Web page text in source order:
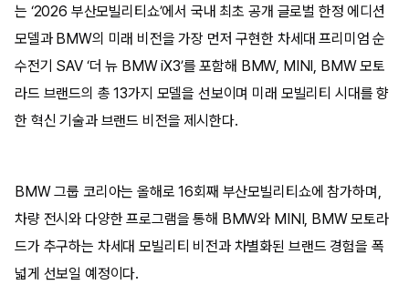
는 ‘2026 부산모빌리티쇼’에서 국내 최초 공개 글로벌 한정 에디션
모델과 BMW의 미래 비전을 가장 먼저 구현한 차세대 프리미엄 순
수전기 SAV ‘더 뉴 BMW iX3’를 포함해 BMW, MINI, BMW 모토
라드 브랜드의 총 13가지 모델을 선보이며 미래 모빌리티 시대를 향
한 혁신 기술과 브랜드 비전을 제시한다.
BMW 그룹 코리아는 올해로 16회째 부산모빌리티쇼에 참가하며,
차량 전시와 다양한 프로그램을 통해 BMW와 MINI, BMW 모토라
드가 추구하는 차세대 모빌리티 비전과 차별화된 브랜드 경험을 폭
넓게 선보일 예정이다.